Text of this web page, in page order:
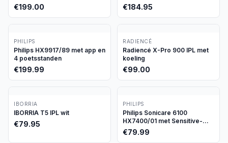
€199.00 €184.95
PHILIPS
Philips HX9917/89 met app en
4 poetsstanden
€199.99
RADIENCÉ
Radiencé X-Pro 900 IPL met
koeling
€99.00
IBORRIA
IBORRIA T5 IPL wit
€79.95
PHILIPS
Philips Sonicare 6100
HX7400/01 met Sensitive-
stand
€79.99